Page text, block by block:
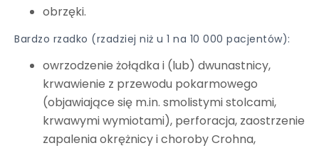
obrzęki.
Bardzo rzadko (rzadziej niż u 1 na 10 000 pacjentów):
owrzodzenie żołądka i (lub) dwunastnicy,
krwawienie z przewodu pokarmowego
(objawiające się m.in. smolistymi stolcami,
krwawymi wymiotami), perforacja, zaostrzenie
zapalenia okrężnicy i choroby Crohna,